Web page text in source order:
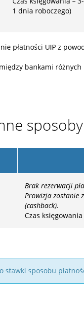
1 dnia roboczego)
płatności UIP z
bankami
Brak rezerwacji
Prowizja zostanie
(cashback).
Czas
stawki sposobu